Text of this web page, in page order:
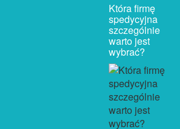
Która firmę
spedycyjna
szczególnie
warto jest
wybrać?